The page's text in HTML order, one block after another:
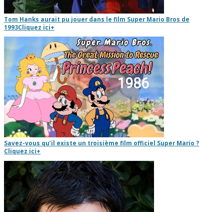
Tom Hanks aurait pu jouer dans le film Super Mario Bros de
1993Cliquez ici+
Savez-vous qu’il existe un troisième film officiel Super Mario ?
Cliquez ici+